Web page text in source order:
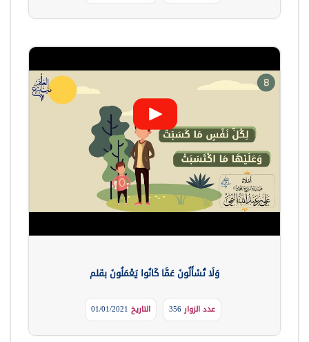
وَلَا تُسْأَلُونَ عَمَّا كَانُوا يَعْمَلُونَ بقلم
عدد الزوار356 التاريخ